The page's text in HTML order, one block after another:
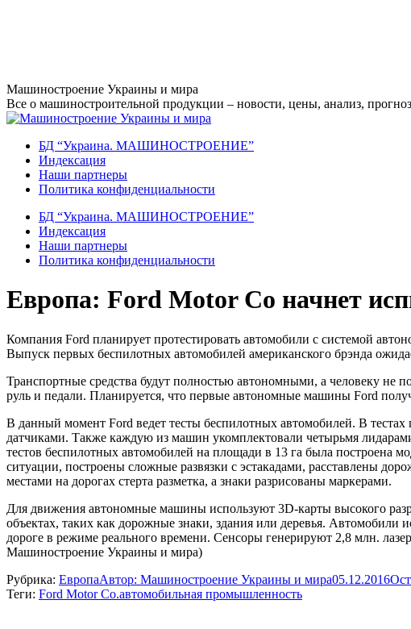
Перейти
к
содержанию
Машиностроение Украины и мира
Все о машиностроительной продукции – новости, цены, анализ,
БД “Украина. МАШИНОСТРОЕНИЕ”
Индекcация
Наши партнеры
Политика конфиденциальности
БД “Украина. МАШИНОСТРОЕНИЕ”
Индекcация
Наши партнеры
Политика конфиденциальности
Европа: Ford Motor Co начнет
Компания Ford планирует протестировать автомобили с системой
Выпуск первых беспилотных автомобилей американского брэнда
Транспортные средства будут полностью автономными, а человеку не
руль и педали. Планируется, что первые автономные машины Ford
В данный момент Ford ведет тесты беспилотных автомобилей. В
датчиками. Также каждую из машин укомплектовали четырьмя
тестов беспилотных автомобилей на площади в 13 га была построена
ситуации, построены сложные развязки с эстакадами, расставлены
местами на дорогах стерта разметка, а знаки разрисованы маркерами.
Для движения автономные машины используют 3D-карты высокого
объектах, таких как дорожные знаки, здания или деревья.
дороге в режиме реального времени. Сенсоры генерируют 2,8 млн.
Машиностроение Украины и мира)
Рубрика: ЕвропаАвтор: Машиностроение Украины и мира05.12.2016
Теги: Ford Motor Co.автомобильная промышленность